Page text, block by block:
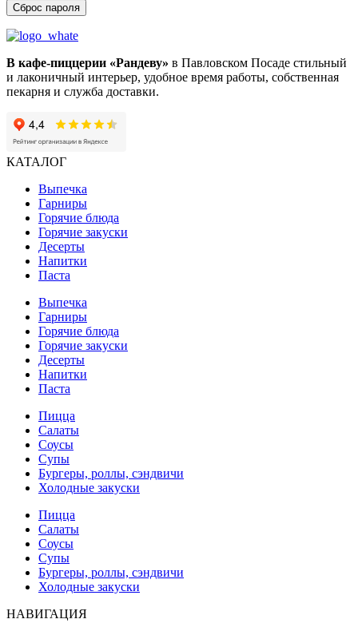
Сброс пароля
В кафе-пиццерии «Рандеву» в Павловском Посаде стильный
и лаконичный интерьер, удобное время работы, собственная
пекарня и служба доставки.
КАТАЛОГ
Выпечка
Гарниры
Горячие блюда
Горячие закуски
Десерты
Напитки
Паста
Выпечка
Гарниры
Горячие блюда
Горячие закуски
Десерты
Напитки
Паста
Пицца
Салаты
Соусы
Супы
Бургеры, роллы, сэндвичи
Холодные закуски
Пицца
Салаты
Соусы
Супы
Бургеры, роллы, сэндвичи
Холодные закуски
НАВИГАЦИЯ